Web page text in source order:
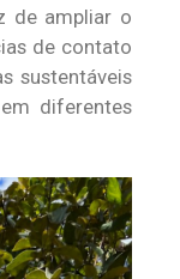
de ampliar o
de contato
sustentáveis
diferentes